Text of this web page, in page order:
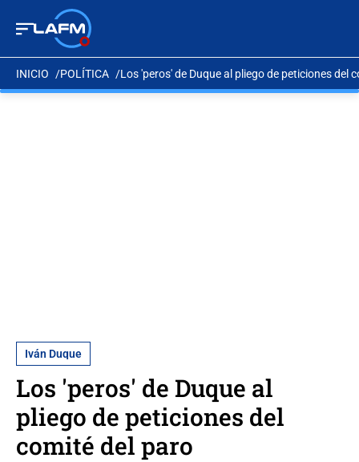
INICIO POLÍTICA Los 'peros' de Duque al pliego de peticiones del
Iván Duque
Los 'peros' de Duque al
pliego de peticiones del
comité del paro